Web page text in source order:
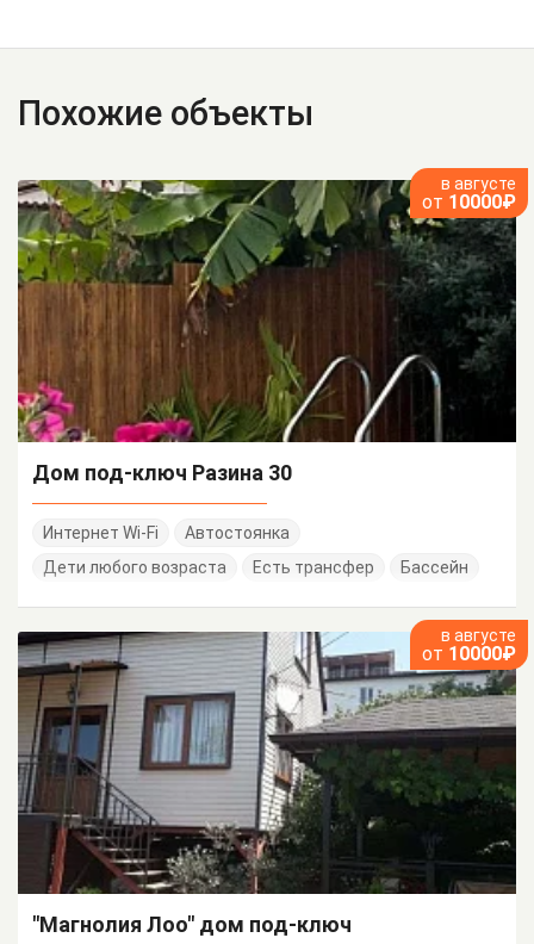
Похожие объекты
в августе
от 10000₽
Дом под-ключ Разина 30
Интернет Wi-Fi
Автостоянка
Дети любого возраста
Есть трансфер Бассейн
в августе
от 10000₽
"Магнолия Лоо" дом под-ключ